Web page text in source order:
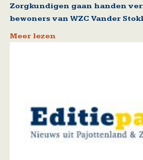
Zorgkundigen gaan handen
bewoners van WZC Vander
Meer lezen